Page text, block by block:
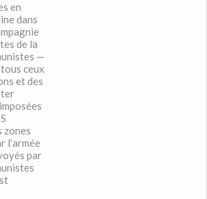
en
dans
de la
—
ceux
et des
zones
l’armée
par